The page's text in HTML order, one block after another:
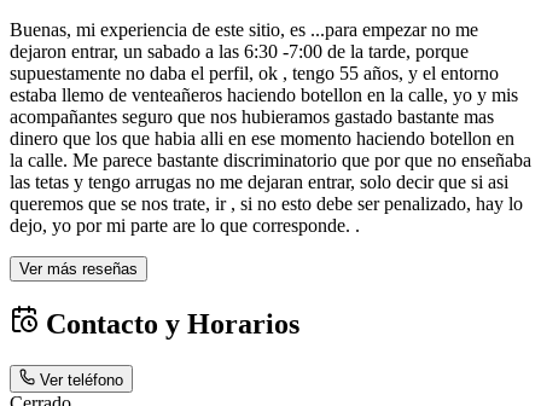
Buenas, mi experiencia de este sitio, es ...para empezar no me
dejaron entrar, un sabado a las 6:30 -7:00 de la tarde, porque
supuestamente no daba el perfil, ok , tengo 55 años, y el entorno
estaba llemo de venteañeros haciendo botellon en la calle, yo y mis
acompañantes seguro que nos hubieramos gastado bastante mas
dinero que los que habia alli en ese momento haciendo botellon en
la calle. Me parece bastante discriminatorio que por que no enseñaba
las tetas y tengo arrugas no me dejaran entrar, solo decir que si asi
queremos que se nos trate, ir , si no esto debe ser penalizado, hay lo
dejo, yo por mi parte are lo que corresponde. .
Ver más reseñas
Contacto y Horarios
Ver teléfono